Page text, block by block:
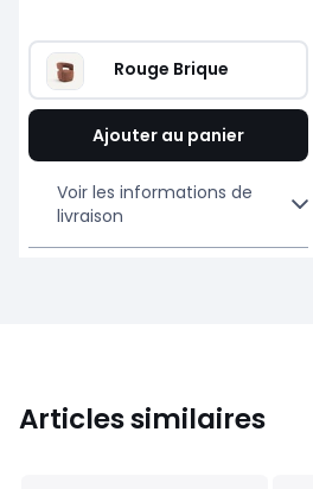
Rouge Brique
Ajouter au panier
Voir les informations de
livraison
Articles similaires